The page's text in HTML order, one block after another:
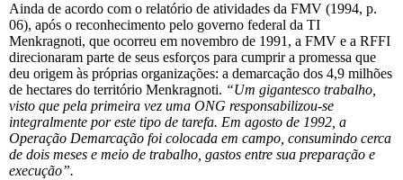
Ainda de acordo com o relatório de atividades da FMV (1994, p.
06), após o reconhecimento pelo governo federal da TI
Menkragnoti, que ocorreu em novembro de 1991, a FMV e a RFFI
direcionaram parte de seus esforços para cumprir a promessa que
deu origem às próprias organizações: a demarcação dos 4,9 milhões
de hectares do território Menkragnoti. “Um gigantesco trabalho,
visto que pela primeira vez uma ONG responsabilizou-se
integralmente por este tipo de tarefa. Em agosto de 1992, a
Operação Demarcação foi colocada em campo, consumindo cerca
de dois meses e meio de trabalho, gastos entre sua preparação e
execução”.